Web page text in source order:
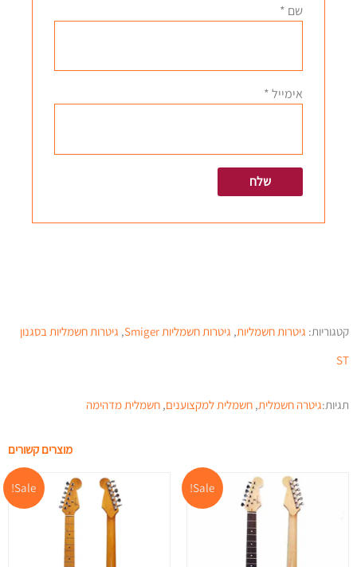
שם *
אימייל*
קטגוריות: גיטרות חשמליות, גיטרות חשמליות Smiger , גיטרות חשמליות בסגנון
ST
תגיות:גיטרה חשמלית, חשמלית למקצוענים, חשמלית מדהימה
מוצרים קשורים
Sale! המחיר
המקורי
היה:
₪1,299.00.
המחיר
הנוכחי
Sale! המחיר
המקורי
היה:
₪1,299.00.